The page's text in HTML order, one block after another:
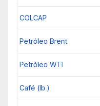
COLCAP
Petróleo Brent
Petróleo WTI
Café (lb.)